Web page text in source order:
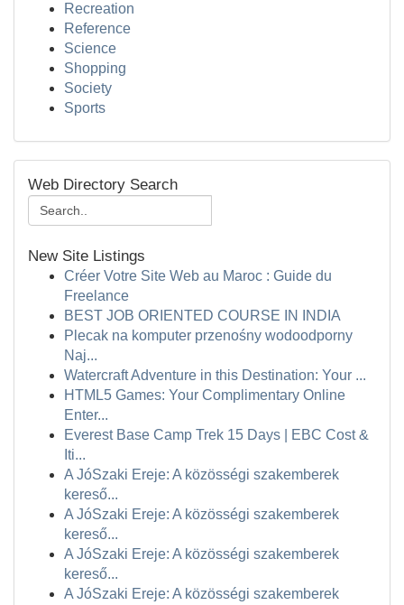
Recreation
Reference
Science
Shopping
Society
Sports
Web Directory Search
New Site Listings
Créer Votre Site Web au Maroc : Guide du
Freelance
BEST JOB ORIENTED COURSE IN INDIA
Plecak na komputer przenośny wodoodporny
Naj...
Watercraft Adventure in this Destination: Your ...
HTML5 Games: Your Complimentary Online
Enter...
Everest Base Camp Trek 15 Days | EBC Cost &
Iti...
A JóSzaki Ereje: A közösségi szakemberek
kereső...
A JóSzaki Ereje: A közösségi szakemberek
kereső...
A JóSzaki Ereje: A közösségi szakemberek
kereső...
A JóSzaki Ereje: A közösségi szakemberek